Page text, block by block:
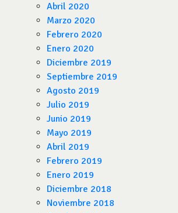
Abril 2020
Marzo 2020
Febrero 2020
Enero 2020
Diciembre 2019
Septiembre 2019
Agosto 2019
Julio 2019
Junio 2019
Mayo 2019
Abril 2019
Febrero 2019
Enero 2019
Diciembre 2018
Noviembre 2018